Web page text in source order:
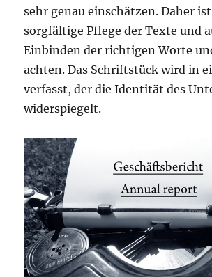
sehr genau einschätzen. Daher
sorgfältige Pflege der Texte und
Einbinden der richtigen Worte
achten. Das Schriftstück wird in
verfasst, der die Identität des
widerspiegelt.